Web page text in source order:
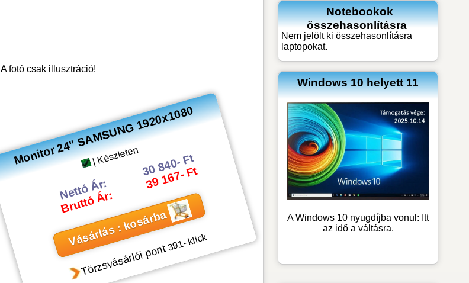
A fotó csak illusztráció!
Monitor 24" SAMSUNG 1920x1080
| Készleten
Nettó Ár:
Bruttó Ár:
30 840- Ft
39 167- Ft
Vásárlás : kosárba
Törzsvásárlói pont391- klick
Notebookok
összehasonlításra
Nem jelölt ki összehasonlításra
laptopokat.
Windows 10 helyett 11
A Windows 10 nyugdíjba vonul: Itt
az idő a váltásra.